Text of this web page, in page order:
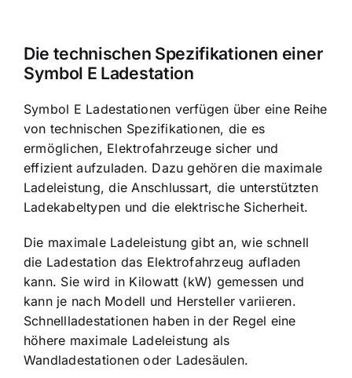
Die technischen Spezifikationen einer
Symbol E Ladestation
Symbol E Ladestationen verfügen über eine Reihe
von technischen Spezifikationen, die es
ermöglichen, Elektrofahrzeuge sicher und
effizient aufzuladen. Dazu gehören die maximale
Ladeleistung, die Anschlussart, die unterstützten
Ladekabeltypen und die elektrische Sicherheit.
Die maximale Ladeleistung gibt an, wie schnell
die Ladestation das Elektrofahrzeug aufladen
kann. Sie wird in Kilowatt (kW) gemessen und
kann je nach Modell und Hersteller variieren.
Schnellladestationen haben in der Regel eine
höhere maximale Ladeleistung als
Wandladestationen oder Ladesäulen.